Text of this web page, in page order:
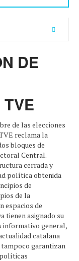
DE
de las elecciones
reclama la
bloques de
Central.
cerrada y
política obtenida
de
de la
espacios de
tienen asignado su
informativo general,
catalana
garantizan